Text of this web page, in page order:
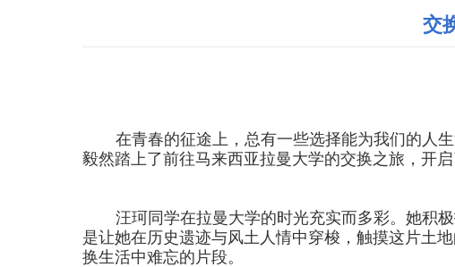
交
在青春的征途上，总有一些选择能为我们的人
毅然踏上了前往马来西亚拉曼大学的交换之旅，开
汪珂同学在拉曼大学的时光充实而多彩。她积
是让她在历史遗迹与风土人情中穿梭，触摸这片土
换生活中难忘的片段。